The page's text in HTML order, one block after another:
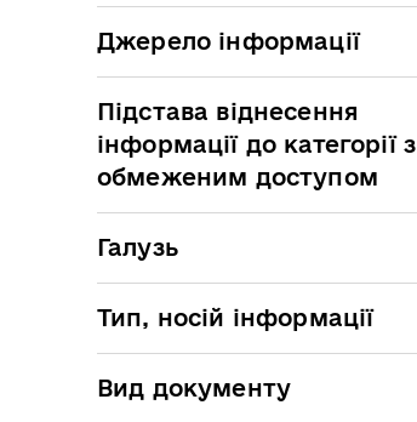
Джерело інформації
Підстава віднесення
інформації до категорії з
обмеженим доступом
Галузь
Тип, носій інформації
Вид документу